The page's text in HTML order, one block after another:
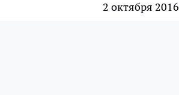
2 октября 2016